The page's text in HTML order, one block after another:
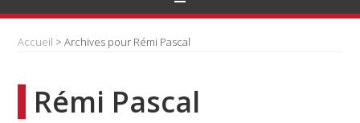
Accueil > Archives pour Rémi Pascal
Rémi Pascal